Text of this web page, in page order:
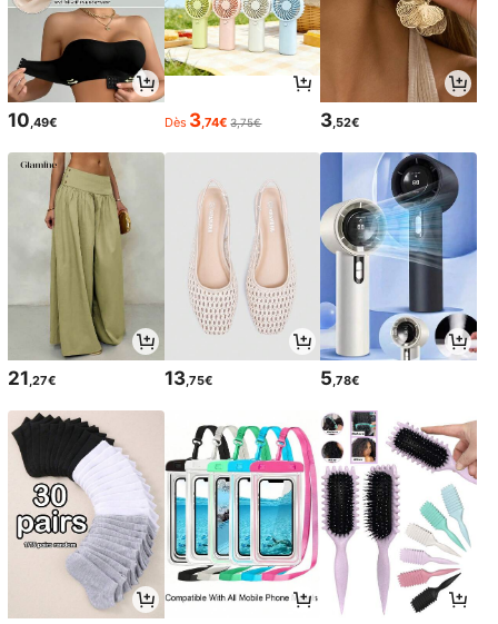
10 ,49€ Dès 3 ,74€ 3,75€ 3 ,52€
21,27€ 13,75€ 5,78€